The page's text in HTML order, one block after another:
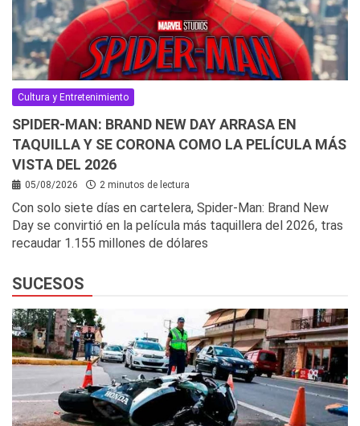
Cultura y Entretenimiento
SPIDER-MAN: BRAND NEW DAY ARRASA EN
TAQUILLA Y SE CORONA COMO LA PELÍCULA MÁS
VISTA DEL 2026
05/08/2026 2 minutos de lectura
Con solo siete días en cartelera, Spider-Man: Brand New
Day se convirtió en la película más taquillera del 2026, tras
recaudar 1.155 millones de dólares
SUCESOS